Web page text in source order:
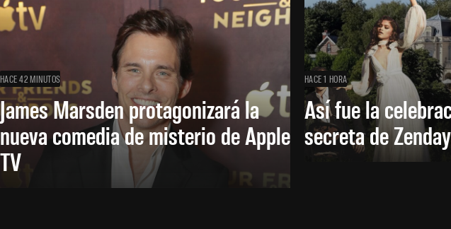
HACE 42 MINUTOS
James Marsden protagonizará la
nueva comedia de misterio de Apple
TV
HACE 1 HORA
Así fue la
secreta de